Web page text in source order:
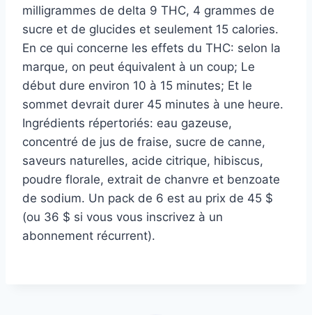
milligrammes de delta 9 THC, 4 grammes de
sucre et de glucides et seulement 15 calories.
En ce qui concerne les effets du THC: selon la
marque, on peut équivalent à un coup; Le
début dure environ 10 à 15 minutes; Et le
sommet devrait durer 45 minutes à une heure.
Ingrédients répertoriés: eau gazeuse,
concentré de jus de fraise, sucre de canne,
saveurs naturelles, acide citrique, hibiscus,
poudre florale, extrait de chanvre et benzoate
de sodium. Un pack de 6 est au prix de 45 $
(ou 36 $ si vous vous inscrivez à un
abonnement récurrent).